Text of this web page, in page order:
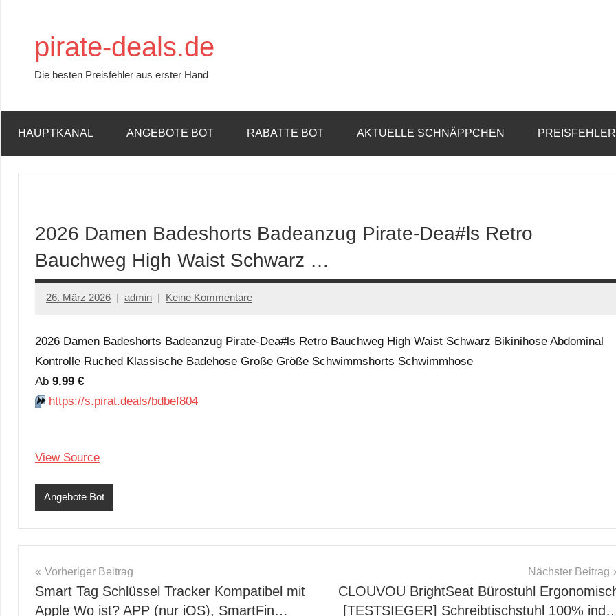
springenpirate-deals.de
Die besten Preisfehler aus erster Hand
HAUPTKANAL ANGEBOTE BOT RABATTE BOT AKTUELLE SCHNÄPPCHEN
2026 Damen Badeshorts Badeanzug Pirate-Dea#ls Retro
Bauchweg High Waist Schwarz …
26. März 2026 admin Keine Kommentare
2026 Damen Badeshorts Badeanzug Pirate-Dea#ls Retro Bauchweg High Waist Schwarz Bikinihose Abdominal
Kontrolle Ruched Klassische Badehose Große Größe Schwimmshorts Schwimmhose
Аb 9.99 €
⏩️ https://s.pirat.deals/bdbef804
View Source
Angebote Bot
Beitragsnavigation
Vorheriger Beitrag
Smart Tag Schlüssel Tracker Kompatibel mit
Apple Wo ist? APP (nur iOS), SmartFin…
Nächster Beitrag
CLOUVOU BrightSeat Bürostuhl
[TESTSIEGER] Schreibtischstuhl 100%